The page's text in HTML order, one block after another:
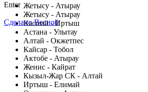
Жетысу - Атырау
Жетысу - Атырау
Каспий - Иртыш
Астана - Улытау
Алтай - Окжетпес
Кайсар - Тобол
Актобе - Атырау
Женис - Кайрат
Кызыл-Жар СК - Алтай
Иртыш - Елимай
Enter
Сделано Весной